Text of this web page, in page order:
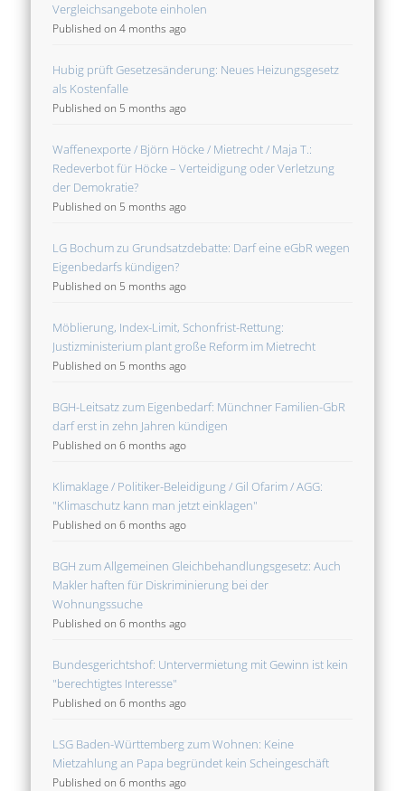
Vergleichsangebote einholen
Published on 4 months ago
Hubig prüft Gesetzesänderung: Neues Heizungsgesetz
als Kostenfalle
Published on 5 months ago
Waffenexporte / Björn Höcke / Mietrecht / Maja T.:
Redeverbot für Höcke – Verteidigung oder Verletzung
der Demokratie?
Published on 5 months ago
LG Bochum zu Grundsatzdebatte: Darf eine eGbR wegen
Eigenbedarfs kündigen?
Published on 5 months ago
Möblierung, Index-Limit, Schonfrist-Rettung:
Justizministerium plant große Reform im Mietrecht
Published on 5 months ago
BGH-Leitsatz zum Eigenbedarf: Münchner Familien-GbR
darf erst in zehn Jahren kündigen
Published on 6 months ago
Klimaklage / Politiker-Beleidigung / Gil Ofarim / AGG:
"Klimaschutz kann man jetzt einklagen"
Published on 6 months ago
BGH zum Allgemeinen Gleichbehandlungsgesetz: Auch
Makler haften für Diskriminierung bei der
Wohnungssuche
Published on 6 months ago
Bundesgerichtshof: Untervermietung mit Gewinn ist kein
"berechtigtes Interesse"
Published on 6 months ago
LSG Baden-Württemberg zum Wohnen: Keine
Mietzahlung an Papa begründet kein Scheingeschäft
Published on 6 months ago